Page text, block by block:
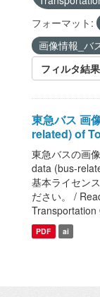
フォーマット:
画像情報_バ
フィルタ結果
東急バス 画
related) of
東急バスの画
data (bus-
基本ライセン
ださい。 /
Transportation
PDF ai